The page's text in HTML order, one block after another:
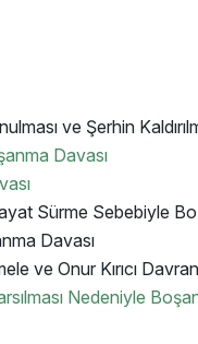
ve Şerhin
Davası
Sürme Sebebiyle
Davası
ve Onur Kırıcı
Nedeniyle